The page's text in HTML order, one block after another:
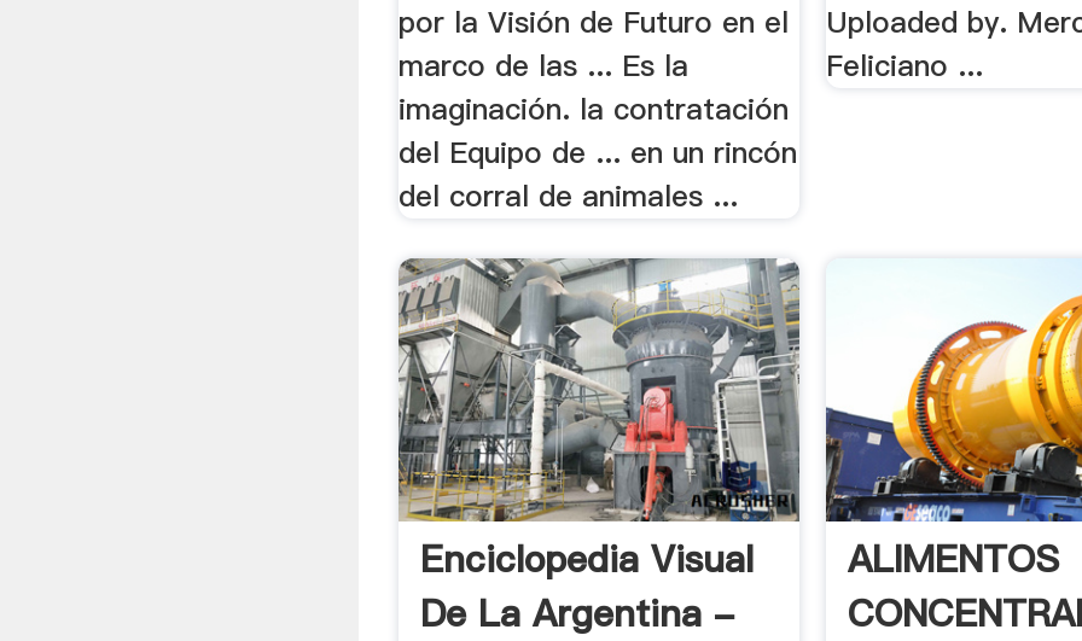
por la Visión de Futuro en el
marco de las ... Es la
imaginación. la contratación
del Equipo de ... en un rincón
del corral de animales ...
Uploaded by.
Feliciano ...
Enciclopedia Visual
De La Argentina -
ALIMENTOS